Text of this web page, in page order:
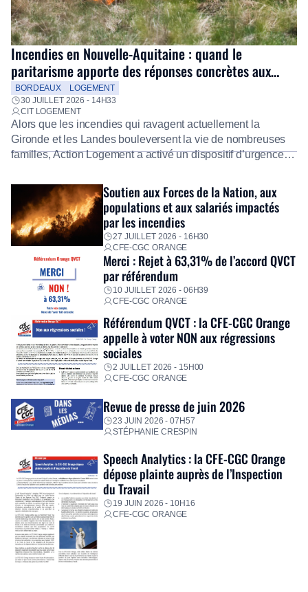
Incendies en Nouvelle-Aquitaine : quand le
paritarisme apporte des réponses concrètes aux
salariés
BORDEAUX
LOGEMENT
30 JUILLET 2026 - 14H33
CIT LOGEMENT
Alors que les incendies qui ravagent actuellement la
Gironde et les Landes bouleversent la vie de nombreuses
familles, Action Logement a activé un dispositif d’urgence
Fidèle à sa mission d’utilité sociale, le Groupe mobilise
immédiatement ses équipes afin de proposer un diagnostic
personnalisé, des aides financières pour faire face aux
premières dépenses, […]
Soutien aux Forces de la Nation, aux
populations et aux salariés impactés
par les incendies
27 JUILLET 2026 - 16H30
CFE-CGC ORANGE
Merci : Rejet à 63,31% de l’accord QVCT
par référendum
10 JUILLET 2026 - 06H39
CFE-CGC ORANGE
Référendum QVCT : la CFE-CGC Orange
appelle à voter NON aux régressions
sociales
2 JUILLET 2026 - 15H00
CFE-CGC ORANGE
Revue de presse de juin 2026
23 JUIN 2026 - 07H57
STÉPHANIE CRESPIN
Speech Analytics : la CFE-CGC Orange
dépose plainte auprès de l’Inspection
du Travail
19 JUIN 2026 - 10H16
CFE-CGC ORANGE